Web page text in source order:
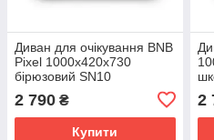
Диван для очікування BNB
Pixel 1000x420x730
бірюзовий SN10
2 790 ₴
Купити
2